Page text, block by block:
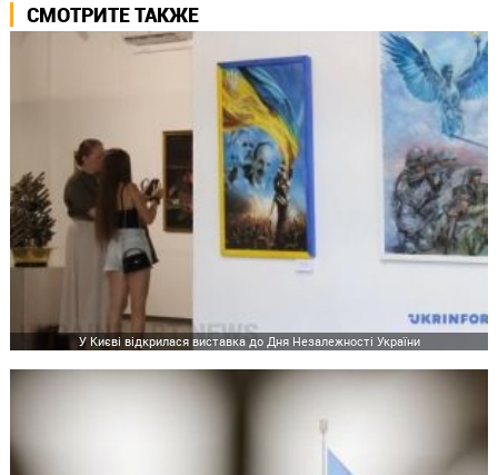
СМОТРИТЕ ТАКЖЕ
У Києві відкрилася виставка до Дня Незалежності України